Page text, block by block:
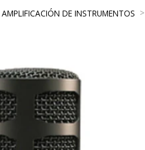
AMPLIFICACIÓN DE INSTRUMENTOS